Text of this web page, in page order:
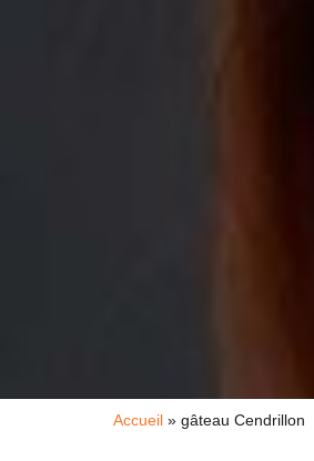
Accueil » gâteau Cendrillon